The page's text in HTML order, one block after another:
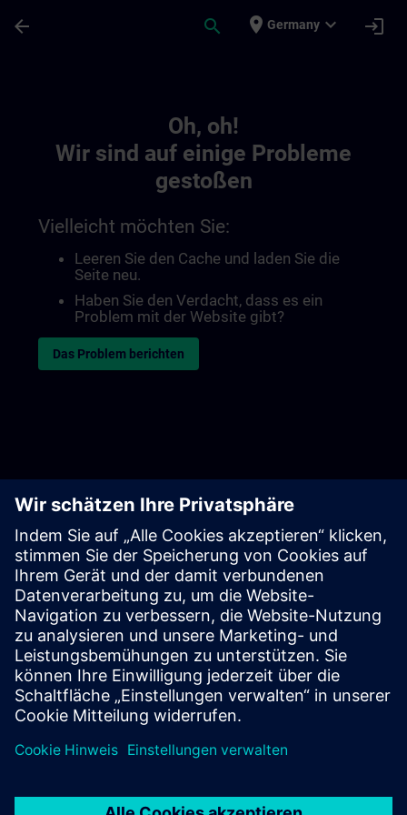
arrow_back search place Germany expand_more login
Oh, oh!
Wir sind auf einige Probleme
gestoßen
Vielleicht möchten Sie:
Leeren Sie den Cache und laden Sie die
Seite neu.
Haben Sie den Verdacht, dass es ein
Problem mit der Website gibt?
Das Problem berichten